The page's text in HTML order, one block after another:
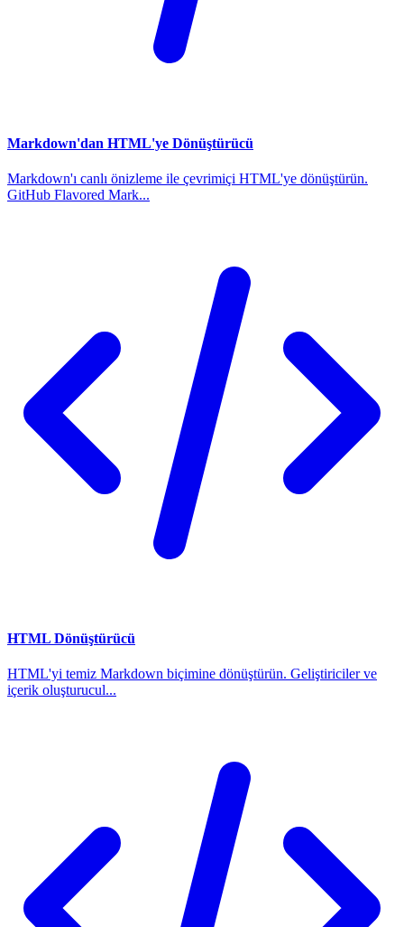
Markdown'dan HTML'ye Dönüştürücü
Markdown'ı canlı önizleme ile çevrimiçi HTML'ye dönüştürün.
GitHub Flavored Mark...
HTML Dönüştürücü
HTML'yi temiz Markdown biçimine dönüştürün. Geliştiriciler ve
içerik oluşturucul...